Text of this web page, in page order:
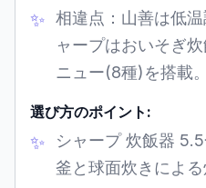
相違点：山善は低
ャープはおいそぎ
ニュー(8種)を搭載。
選び方のポイント:
シャープ 炊飯器
釜と球面炊きによる